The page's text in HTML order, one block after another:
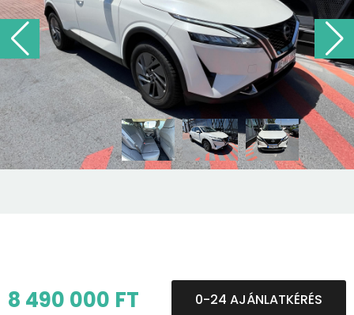
8 490 000 FT 0-24 AJÁNLATKÉRÉS